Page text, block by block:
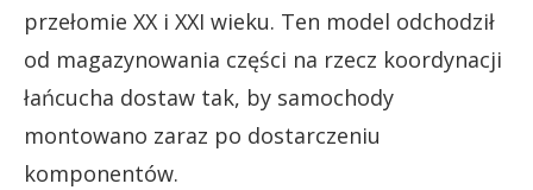
przełomie XX i XXI wieku. Ten model odchodził
od magazynowania części na rzecz koordynacji
łańcucha dostaw tak, by samochody
montowano zaraz po dostarczeniu
komponentów.